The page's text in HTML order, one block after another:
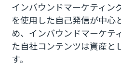
インバウンドマーケティン
を使用した自己発信が中心
め、インバウンドマーケテ
た自社コンテンツは資産と
す。